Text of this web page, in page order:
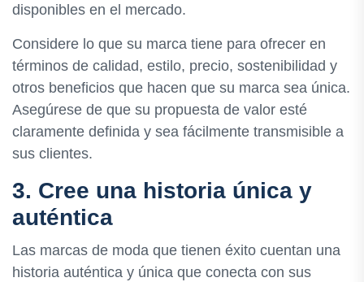
disponibles en el mercado.
Considere lo que su marca tiene para ofrecer en
términos de calidad, estilo, precio, sostenibilidad y
otros beneficios que hacen que su marca sea única.
Asegúrese de que su propuesta de valor esté
claramente definida y sea fácilmente transmisible a
sus clientes.
3. Cree una historia única y
auténtica
Las marcas de moda que tienen éxito cuentan una
historia auténtica y única que conecta con sus